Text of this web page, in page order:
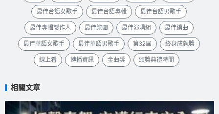
最佳台語女歌手 最佳台語專輯 最佳台語男歌手
最佳專輯製作人 最佳樂團 最佳演唱組 最佳編曲
最佳華語女歌手 最佳華語男歌手 第32屆 終身成就獎
線上看 轉播資訊 金曲獎 頒獎典禮時間
相關文章